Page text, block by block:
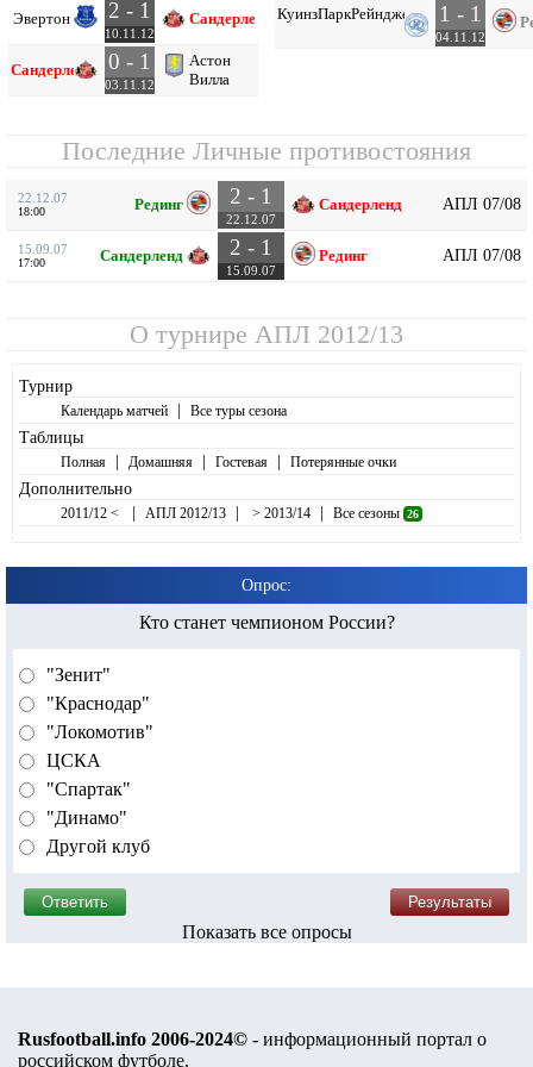
Эвертон 2 - 1
10.11.12
Сандерленд
Сандерленд 0 - 1
03.11.12
Астон
Вилла
КуинзПаркРейнджерс 1 - 1
04.11.12
Последние Личные противостояния
22.12.07
18:00 Рединг 2 - 1
22.12.07
Сандерленд АПЛ 07/08
15.09.07
17:00 Сандерленд 2 - 1
15.09.07
Рединг АПЛ 07/08
О турнире АПЛ 2012/13
Турнир
Календарь матчей | Все туры сезона
Таблицы
Полная | Домашняя | Гостевая | Потерянные очки
Дополнительно
2011/12 < | АПЛ 2012/13 | > 2013/14 | Все сезоны 26
Опрос:
Кто станет чемпионом России?
"Зенит"
"Краснодар"
"Локомотив"
ЦСКА
"Спартак"
"Динамо"
Другой клуб
Показать все опросы
Rusfootball.info 2006-2024© - информационный портал о
российском футболе.